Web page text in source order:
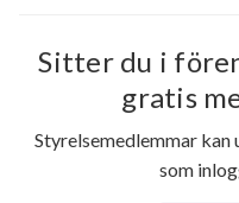
43
Sitter du i
gratis
Styrelsemedlemmar
som